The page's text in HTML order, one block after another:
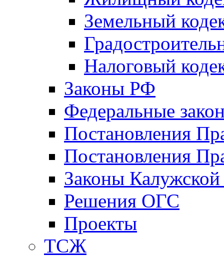
Земельный
Налоговый
Законы РФ
Федеральные
Постановления
Постановления
Законы Калужской
Решения ОГС
Проекты
ТСЖ